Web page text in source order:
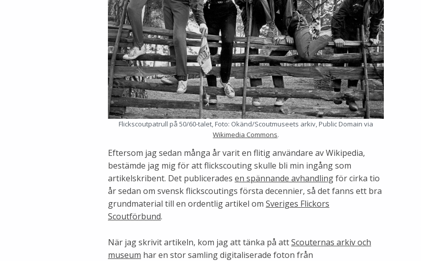
Flickscoutpatrull på 50/60-talet, Foto: Okänd/Scoutmuseets arkiv, Public Domain via
Wikimedia Commons.
Eftersom jag sedan många år varit en flitig användare av Wikipedia,
bestämde jag mig för att flickscouting skulle bli min ingång som
artikelskribent. Det publicerades en spännande avhandlingför cirka tio
år sedan om svensk flickscoutings första decennier, så det fanns ett bra
grundmaterial till en ordentlig artikel om Sveriges Flickors
Scoutförbund.
När jag skrivit artikeln, kom jag att tänka på attScouternas arkiv och
museum har en stor samling digitaliserade foton från